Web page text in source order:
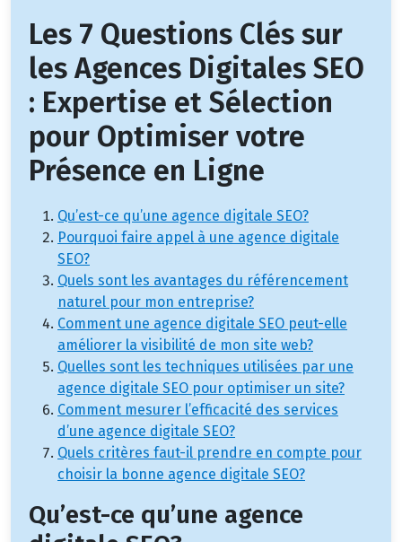
Les 7 Questions Clés sur
les Agences Digitales SEO
: Expertise et Sélection
pour Optimiser votre
Présence en Ligne
Qu’est-ce qu’une agence digitale SEO?
Pourquoi faire appel à une agence digitale
SEO?
Quels sont les avantages du référencement
naturel pour mon entreprise?
Comment une agence digitale SEO peut-elle
améliorer la visibilité de mon site web?
Quelles sont les techniques utilisées par une
agence digitale SEO pour optimiser un site?
Comment mesurer l’efficacité des services
d’une agence digitale SEO?
Quels critères faut-il prendre en compte pour
choisir la bonne agence digitale SEO?
Qu’est-ce qu’une agence